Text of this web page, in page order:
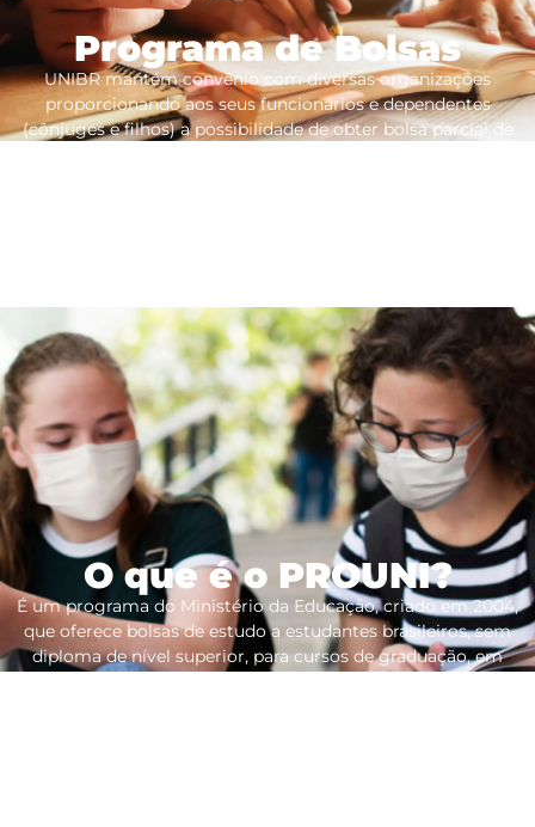
Programa de Bolsas
UNIBR mantém convênio com diversas organizações
proporcionando aos seus funcionários e dependentes
(cônjuges e filhos) a possibilidade de obter bolsa parcial de
O que é o PROUNI?
É um programa do Ministério da Educação, criado em 2004,
que oferece bolsas de estudo a estudantes brasileiros, sem
diploma de nível superior, para cursos de graduação, em